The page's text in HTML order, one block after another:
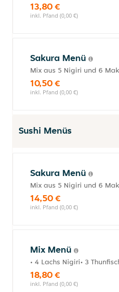
13,80 €
inkl. Pfand (0,00 €)
Sakura Menü
Mix aus 5 Nigiri und 6
10,50 €
inkl. Pfand (0,00 €)
Sushi Menüs
Sakura Menü
Mix aus 5 Nigiri und 6
14,50 €
inkl. Pfand (0,00 €)
Mix Menü
• 4 Lachs Nigiri• 3
18,80 €
inkl. Pfand (0,00 €)